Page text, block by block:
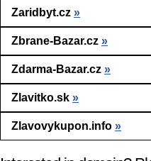
Zaridbyt.cz »
Zbrane-Bazar.cz »
Zdarma-Bazar.cz »
Zlavitko.sk »
Zlavovykupon.info »